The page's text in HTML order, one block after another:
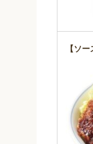
【ソー